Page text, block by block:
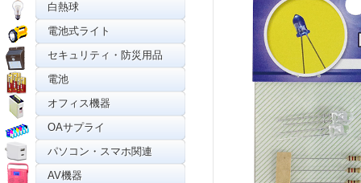
白熱球
電池式ライト
セキュリティ・防災用品
電池
オフィス機器
OAサプライ
パソコン・スマホ関連
AV機器